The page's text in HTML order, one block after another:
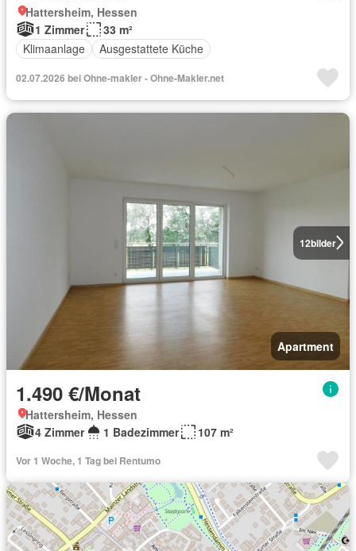
Hattersheim, Hessen
1 Zimmer
33 m²
Klimaanlage
Ausgestattete Küche
02.07.2026 bei Ohne-makler - Ohne-Makler.net
12bilder
Apartment
1.490 €/Monat
Hattersheim, Hessen
4 Zimmer
1 Badezimmer 107 m²
Vor 1 Woche, 1 Tag bei Rentumo